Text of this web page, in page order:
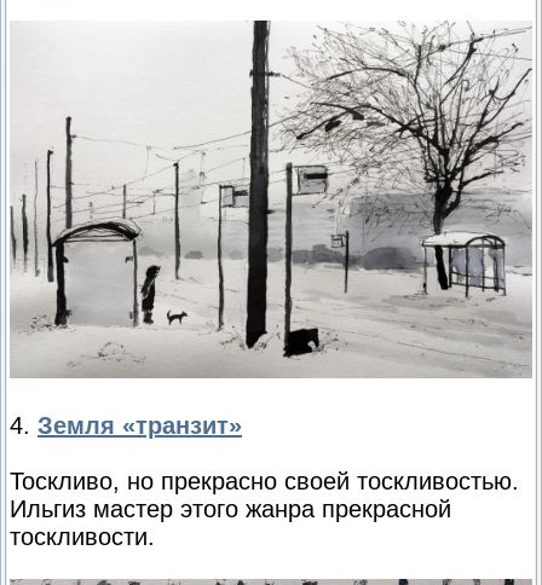
4. Земля «транзит»
Тоскливо, но прекрасно своей тоскливостью.
Ильгиз мастер этого жанра прекрасной
тоскливости.